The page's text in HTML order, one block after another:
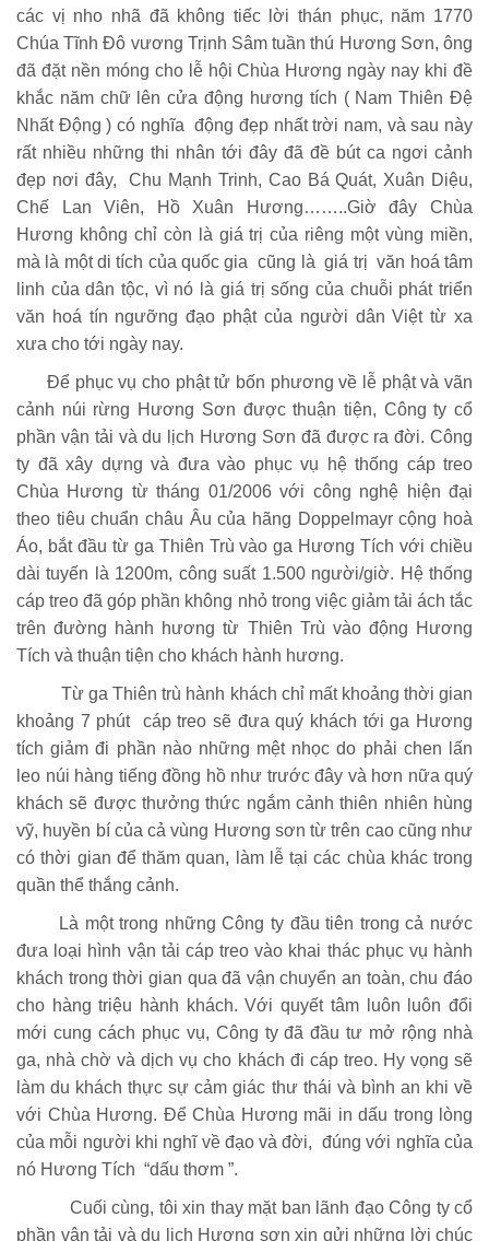
các vị nho nhã đã không tiếc lời thán phục, năm 1770
Chúa Tĩnh Đô vương Trịnh Sâm tuần thú Hương Sơn, ông
đã đặt nền móng cho lễ hội Chùa Hương ngày nay khi đề
khắc năm chữ lên cửa động hương tích ( Nam Thiên Đệ
Nhất Động ) có nghĩa động đẹp nhất trời nam, và sau này
rất nhiều những thi nhân tới đây đã đề bút ca ngơi cảnh
đẹp nơi đây, Chu Mạnh Trinh, Cao Bá Quát, Xuân Diệu,
Chế Lan Viên, Hồ Xuân Hương……..Giờ đây Chùa
Hương không chỉ còn là giá trị của riêng một vùng miền,
mà là một di tích của quốc gia cũng là giá trị văn hoá tâm
linh của dân tộc, vì nó là giá trị sống của chuỗi phát triển
văn hoá tín ngưỡng đạo phật của người dân Việt từ xa
xưa cho tới ngày nay.
Để phục vụ cho phật tử bốn phương về lễ phật và vãn
cảnh núi rừng Hương Sơn được thuận tiện, Công ty cổ
phần vận tải và du lịch Hương Sơn đã được ra đời. Công
ty đã xây dựng và đưa vào phục vụ hệ thống cáp treo
Chùa Hương từ tháng 01/2006 với công nghệ hiện đại
theo tiêu chuẩn châu Âu của hãng Doppelmayr cộng hoà
Áo, bắt đầu từ ga Thiên Trù vào ga Hương Tích với chiều
dài tuyến là 1200m, công suất 1.500 người/giờ. Hệ thống
cáp treo đã góp phần không nhỏ trong việc giảm tải ách tắc
trên đường hành hương từ Thiên Trù vào động Hương
Tích và thuận tiện cho khách hành hương.
Từ ga Thiên trù hành khách chỉ mất khoảng thời gian
khoảng 7 phút cáp treo sẽ đưa quý khách tới ga Hương
tích giảm đi phần nào những mệt nhọc do phải chen lấn
leo núi hàng tiếng đồng hồ như trước đây và hơn nữa quý
khách sẽ được thưởng thức ngắm cảnh thiên nhiên hùng
vỹ, huyền bí của cả vùng Hương sơn từ trên cao cũng như
có thời gian để thăm quan, làm lễ tại các chùa khác trong
quần thể thắng cảnh.
Là một trong những Công ty đầu tiên trong cả nước
đưa loại hình vận tải cáp treo vào khai thác phục vụ hành
khách trong thời gian qua đã vận chuyển an toàn, chu đáo
cho hàng triệu hành khách. Với quyết tâm luôn luôn đổi
mới cung cách phục vụ, Công ty đã đầu tư mở rộng nhà
ga, nhà chờ và dịch vụ cho khách đi cáp treo. Hy vọng sẽ
làm du khách thực sự cảm giác thư thái và bình an khi về
với Chùa Hương. Để Chùa Hương mãi in dấu trong lòng
của mỗi người khi nghĩ về đạo và đời, đúng với nghĩa của
nó Hương Tích “dấu thơm ”.
Cuối cùng, tôi xin thay mặt ban lãnh đạo Công ty cổ
phần vận tải và du lịch Hương sơn xin gửi những lời chúc